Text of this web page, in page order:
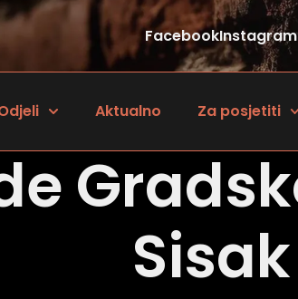
FacebookInstagram
Aktualno Za posjetiti
Sisak